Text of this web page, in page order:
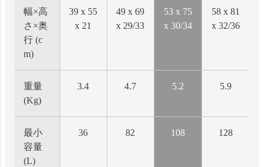
幅×高
さ×奥
行 (c
m)
39 x 55
x 21
49 x 69
x 29/33
53 x 75
x 30/34
58 x 81
x 32/36
重量
(Kg)
3.4 4.7 5.2 5.9
最小
容量
(L)
36 82 108 128